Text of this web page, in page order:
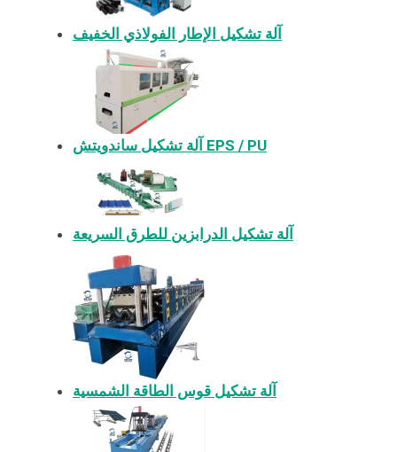
آلة تشكيل الإطار الفولاذي الخفيف
آلة تشكيل ساندويتش EPS / PU
آلة تشكيل الدرابزين للطرق السريعة
آلة تشكيل قوس الطاقة الشمسية